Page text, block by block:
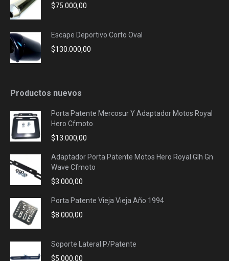
$75.000,00
Escape Deportivo Corto Oval
$130.000,00
Productos nuevos
Porta Patente Mercosur Y Adaptador Motos Royal
Hero Cfmoto
$13.000,00
Adaptador Porta Patente Motos Hero Royal Glh Gn
Wave Cfmoto
$3.000,00
Porta Patente Vieja Vieja Año 1994
$8.000,00
Soporte Lateral P/Patente
$5.000,00